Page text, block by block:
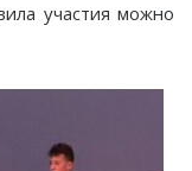
участия можно